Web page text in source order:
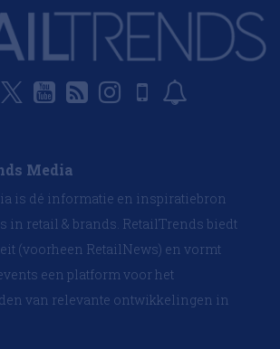
Media
is dé informatie en inspiratiebron
in retail & brands. RetailTrends biedt
(voorheen RetailNews) en vormt
een platform voor het
van relevante ontwikkelingen in